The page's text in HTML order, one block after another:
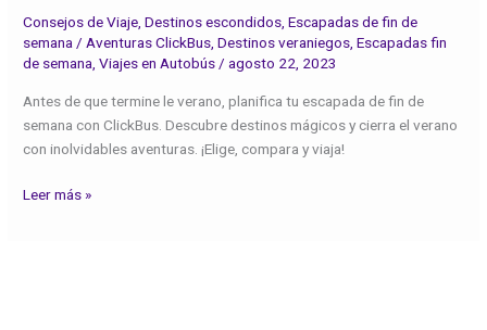
Consejos de Viaje ,Destinos escondidos ,Escapadas de fin de
semana / Aventuras ClickBus ,Destinos veraniegos ,Escapadas fin
de semana ,Viajes en Autobús /agosto 22, 2023
Antes de que termine le verano, planifica tu escapada de fin de
semana con ClickBus. Descubre destinos mágicos y cierra el verano
con inolvidables aventuras. ¡Elige, compara y viaja!
Leer más »